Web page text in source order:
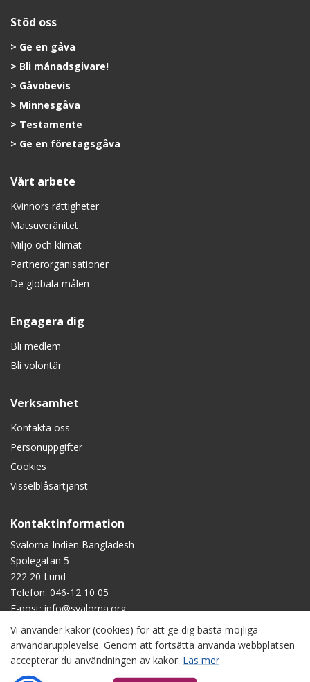
Stöd oss
Ge en gåva
Bli månadsgivare!
Gåvobevis
Minnesgåva
Testamente
Ge en företagsgåva
Vårt arbete
Kvinnors rättigheter
Matsuveränitet
Miljö och klimat
Partnerorganisationer
De globala målen
Engagera dig
Bli medlem
Bli volontär
Verksamhet
Kontakta oss
Personuppgifter
Cookies
Visselblåsartjänst
Kontaktinformation
Svalorna Indien Bangladesh
Spolegatan 5
222 20 Lund
Telefon: 046-12 10 05
E-post:info@svalorna.org
Swish: 90 123 45
Plusgiro: 90 1234-5
Bankgiro: 901-2345
Vi använder kakor (cookies) för att ge dig bästa möjliga
användarupplevelse. Genom att fortsätta använda webbplatsen
accepterar du användningen av kakor. Läs mer